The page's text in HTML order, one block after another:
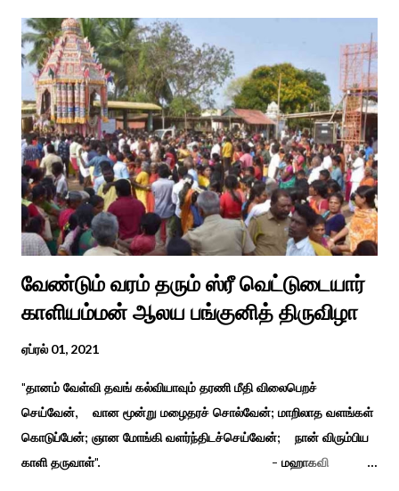
வேண்டும் வரம் தரும் ஸ்ரீ வெட்டுடையார்
காளியம்மன் ஆலய பங்குனித் திருவிழா
ஏப்ரல் 01, 2021
"தானம் வேள்வி தவங் கல்வியாவும் தரணி மீதி விலைபெறச்
செய்வேன், வான மூன்று மழைதரச் சொல்வேன்; மாறிலாத வளங்கள்
கொடுப்பேன்; ஞான மோங்கி வளர்ந்திடச்செய்வேன்; நான் விரும்பிய
காளி தருவாள்". - மஹாகவி